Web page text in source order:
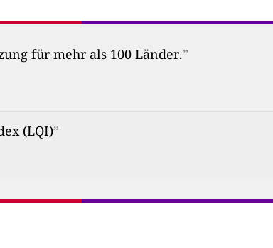
für mehr als 100 Länder.”
(LQI)”